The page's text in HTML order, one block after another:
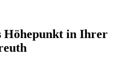
Höhepunkt in Ihrer